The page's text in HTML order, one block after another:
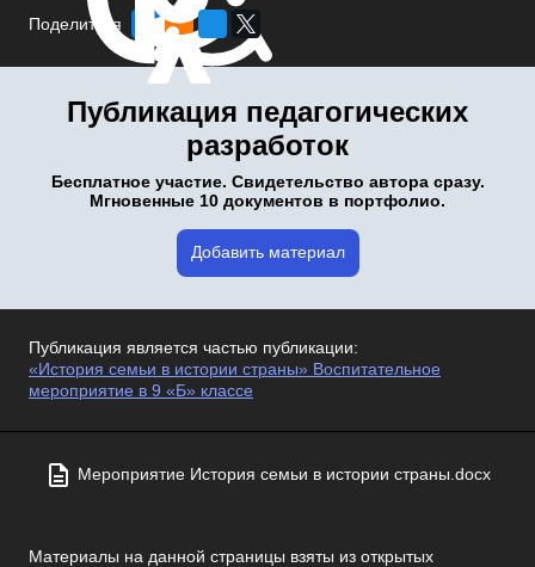
Поделиться
Публикация педагогических
разработок
Бесплатное участие. Свидетельство автора сразу.
Мгновенные 10 документов в портфолио.
Добавить материал
Публикация является частью публикации:
«История семьи в истории страны» Воспитательное
мероприятие в 9 «Б» классе
Мероприятие История семьи в истории страны.docx
Материалы на данной страницы взяты из открытых